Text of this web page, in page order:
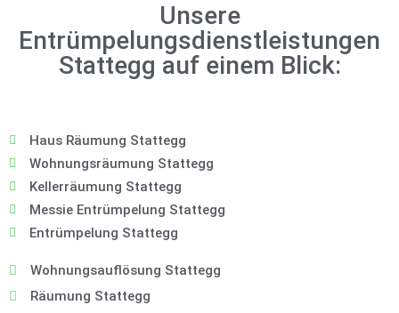
Unsere
Entrümpelungsdienstleistungen
Stattegg auf einem Blick:
Haus Räumung Stattegg
Wohnungsräumung Stattegg
Kellerräumung Stattegg
Messie Entrümpelung Stattegg
Entrümpelung Stattegg
Wohnungsauflösung Stattegg
Räumung Stattegg